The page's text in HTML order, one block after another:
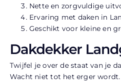
Nette en zorgvuldige
Ervaring met daken in
Geschikt voor kleine en
Dakdekker
Twijfel je over de staat van je
Wacht niet tot het erger wordt.